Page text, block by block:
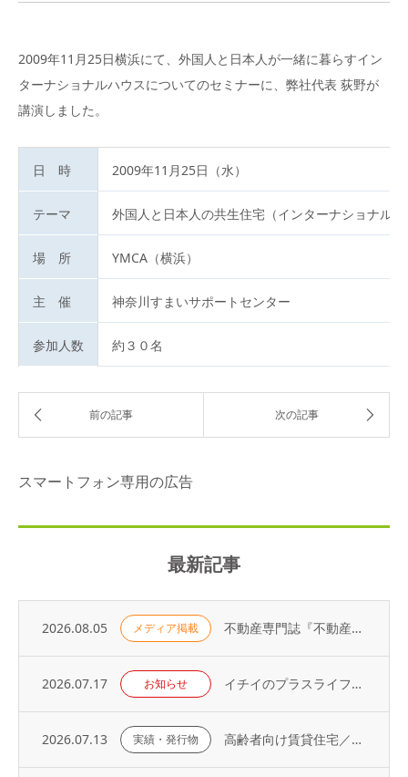
2009年11月25日横浜にて、外国人と日本人が一緒に暮らすイン
ターナショナルハウスについてのセミナーに、弊社代表 荻野が
講演しました。
日 時 2009年11月25日（水）
テーマ 外国人と日本人の共生住宅（インターナショナル
場 所 YMCA（横浜）
主 催 神奈川すまいサポートセンター
参加人数 約３０名
スマートフォン専用の広告
最新記事
2026.08.05 メディア掲載 不動産専門誌『不動産コンサルティングプラス』に弊社代表・荻野の寄稿記事が掲載されました
2026.07.17 お知らせ イチイのプラスライフサービス「 オーナーアプリ」導入のお知らせ
2026.07.13 実績・発行物 高齢者向け賃貸住宅／取り扱い戸数（2026年）